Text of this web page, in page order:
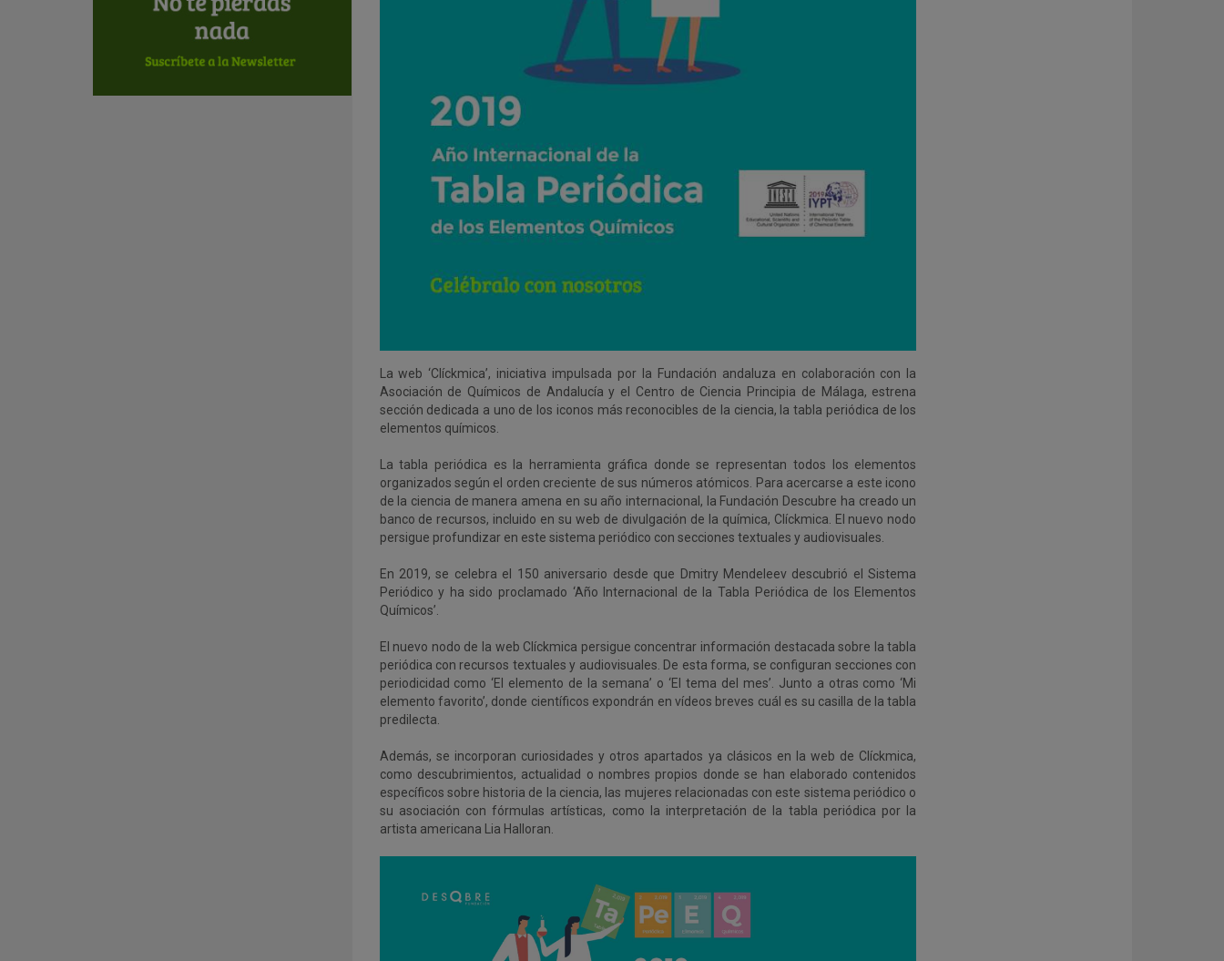
La web ‘Clíckmica’, iniciativa impulsada por la Fundación andaluza en colaboración con la
Asociación de Químicos de Andalucía y el Centro de Ciencia Principia de Málaga, estrena
sección dedicada a uno de los iconos más reconocibles de la ciencia, la tabla periódica de los
elementos químicos.
La tabla periódica es la herramienta gráfica donde se representan todos los elementos
organizados según el orden creciente de sus números atómicos. Para acercarse a este icono
de la ciencia de manera amena en su año internacional, la Fundación Descubre ha creado un
banco de recursos, incluido en su web de divulgación de la química, Clíckmica. El nuevo nodo
persigue profundizar en este sistema periódico con secciones textuales y audiovisuales.
En 2019, se celebra el 150 aniversario desde que Dmitry Mendeleev descubrió el Sistema
Periódico y ha sido proclamado ‘Año Internacional de la Tabla Periódica de los Elementos
Químicos’.
El nuevo nodo de la web Clíckmica persigue concentrar información destacada sobre la tabla
periódica con recursos textuales y audiovisuales. De esta forma, se configuran secciones con
periodicidad como ‘El elemento de la semana’ o ‘El tema del mes’. Junto a otras como ‘Mi
elemento favorito’, donde científicos expondrán en vídeos breves cuál es su casilla de la tabla
predilecta.
Además, se incorporan curiosidades y otros apartados ya clásicos en la web de Clíckmica,
como descubrimientos, actualidad o nombres propios donde se han elaborado contenidos
específicos sobre historia de la ciencia, las mujeres relacionadas con este sistema periódico o
su asociación con fórmulas artísticas, como la interpretación de la tabla periódica por la
artista americana Lia Halloran.